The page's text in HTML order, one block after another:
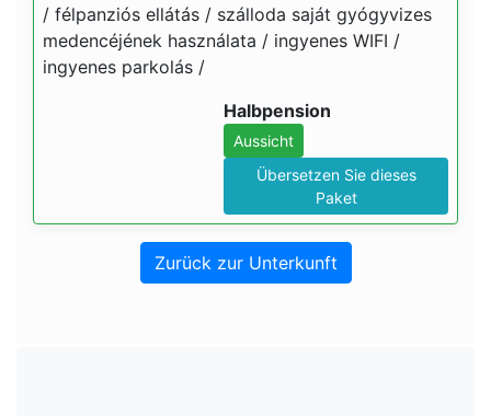
/ félpanziós ellátás / szálloda saját gyógyvizes
medencéjének használata / ingyenes WIFI /
ingyenes parkolás /
Halbpension
Aussicht
Übersetzen Sie dieses
Paket
Zurück zur Unterkunft